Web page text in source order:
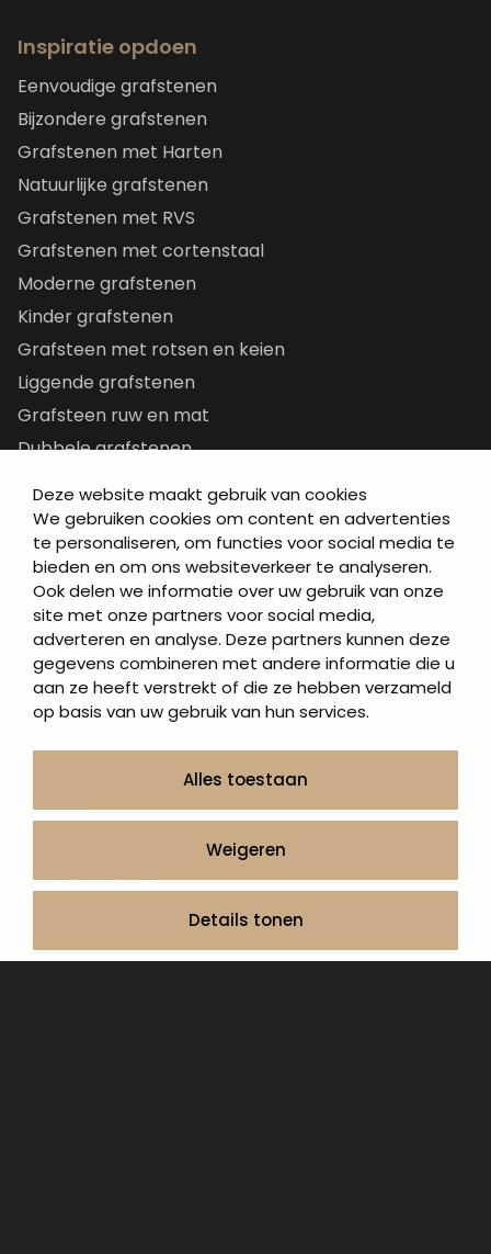
Deze website maakt gebruik van cookies
We gebruiken cookies om content en advertenties
te personaliseren, om functies voor social media te
bieden en om ons websiteverkeer te analyseren.
Ook delen we informatie over uw gebruik van onze
site met onze partners voor social media,
adverteren en analyse. Deze partners kunnen deze
gegevens combineren met andere informatie die u
aan ze heeft verstrekt of die ze hebben verzameld
op basis van uw gebruik van hun services.
Alles toestaan
Weigeren
Details tonen
Inspiratie opdoen
Eenvoudige grafstenen
Bijzondere grafstenen
Grafstenen met Harten
Natuurlijke grafstenen
Grafstenen met RVS
Grafstenen met cortenstaal
Moderne grafstenen
Kinder grafstenen
Grafsteen met rotsen en keien
Liggende grafstenen
Grafsteen ruw en mat
Dubbele grafstenen
Letterplaten
Grafzerken kopen
Direct naar
Grafstenen
As artikelen
Urngrafmonumenten
Informatie
Contact
Onze werkwijze
Urnen en as sieraden webshop
Volg ons op: